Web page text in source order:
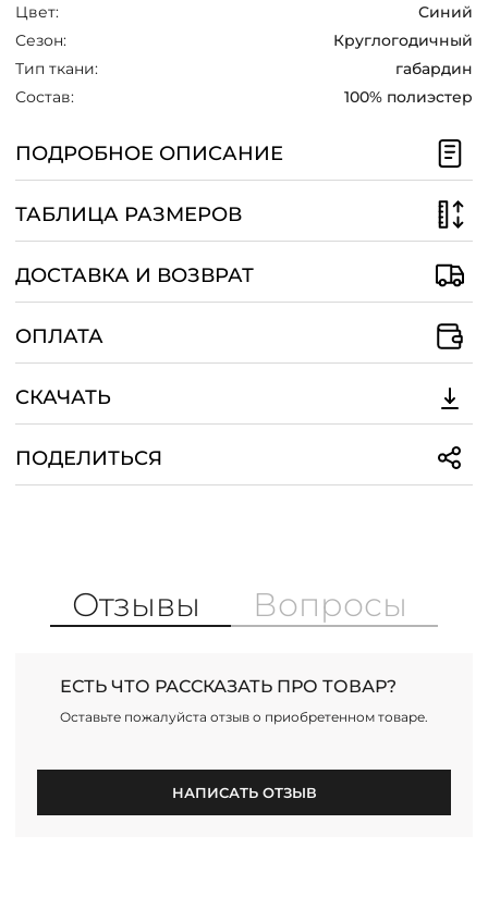
Цвет:
Синий
Сезон:
Круглогодичный
Тип ткани:
габардин
Состав:
100% полиэстер
ПОДРОБНОЕ ОПИСАНИЕ
ТАБЛИЦА РАЗМЕРОВ
ДОСТАВКА И ВОЗВРАТ
ОПЛАТА
СКАЧАТЬ
ПОДЕЛИТЬСЯ
Отзывы Вопросы
ЕСТЬ ЧТО РАССКАЗАТЬ ПРО ТОВАР?
Оставьте пожалуйста отзыв о приобретенном товаре.
НАПИСАТЬ ОТЗЫВ